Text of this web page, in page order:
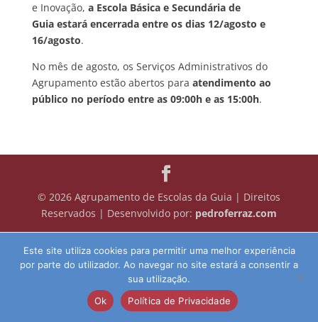
e Inovação, a Escola Básica e Secundária de
Guia estará encerrada entre os dias 12/agosto e
16/agosto.
No mês de agosto, os Serviços Administrativos do
Agrupamento estão abertos para atendimento ao
público no período entre as 09:00h e as 15:00h.
© 2026 Agrupamento de Escolas da Guia | Direitos
Reservados | Desenvolvido por: pedroferraz.com
Este site utiliza cookies para permitir uma melhor experiência
por parte do utilizador. Ao navegar no site estará a consentir a
sua utilização.
Ok
Política de Privacidade